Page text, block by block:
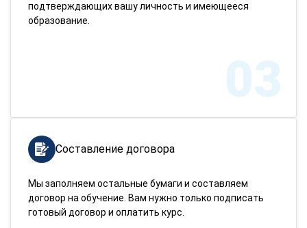
подтверждающих вашу личность и имеющееся
образование.
03
Составление договора
Мы заполняем остальные бумаги и составляем
договор на обучение. Вам нужно только подписать
готовый договор и оплатить курс.